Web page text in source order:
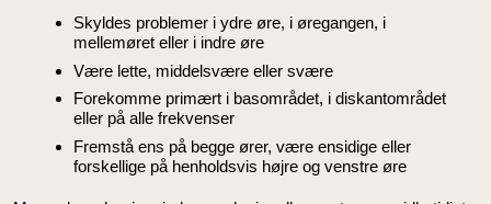
Skyldes problemer i ydre øre, i øregangen, i
mellemøret eller i indre øre
Være lette, middelsvære eller svære
Forekomme primært i basområdet, i diskantområdet
eller på alle frekvenser
Fremstå ens på begge ører, være ensidige eller
forskellige på henholdsvis højre og venstre øre